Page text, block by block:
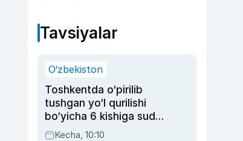
Tavsiyalar
O‘zbekiston
Toshkentda o‘pirilib
tushgan yo‘l qurilishi
bo‘yicha 6 kishiga sud
hukmi o‘qildi
Kecha, 10:10